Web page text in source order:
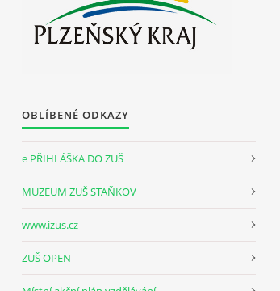
OBLÍBENÉ ODKAZY
e PŘIHLÁŠKA DO ZUŠ
MUZEUM ZUŠ STAŇKOV
www.izus.cz
ZUŠ OPEN